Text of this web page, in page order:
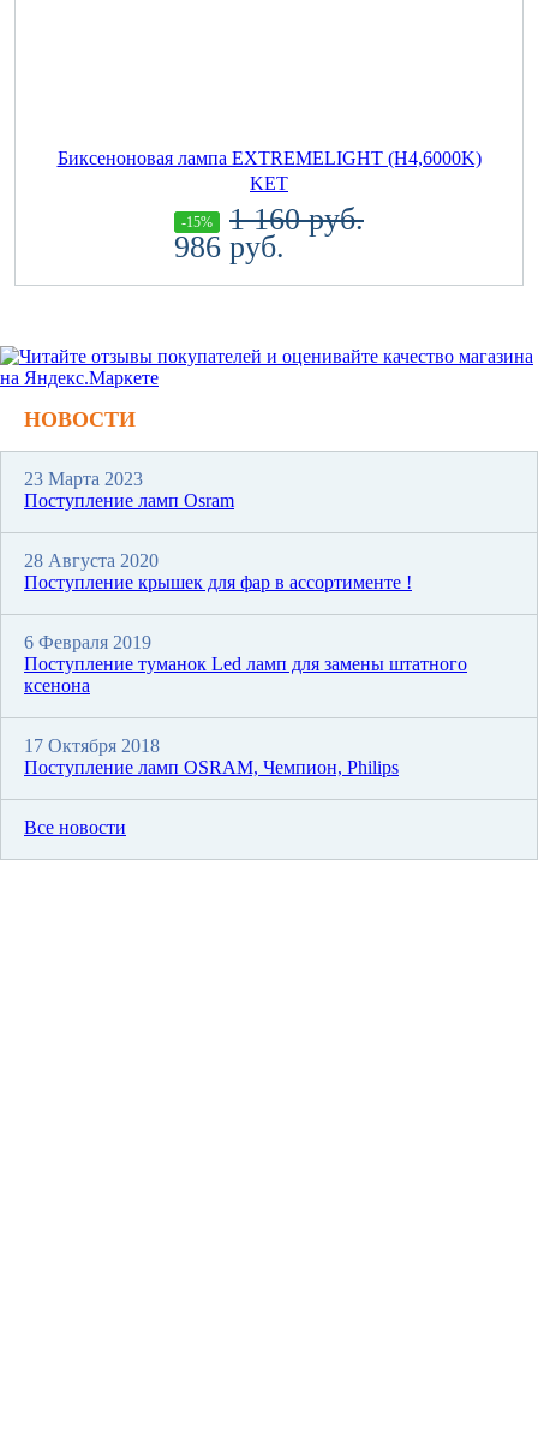
Биксеноновая лампа EXTREMELIGHT (H4,6000K)
KET
-15% 1 160 руб.
986 руб.
НОВОСТИ
23 Марта 2023
Поступление ламп Osram
28 Августа 2020
Поступление крышек для фар в ассортименте !
6 Февраля 2019
Поступление туманок Led ламп для замены штатного
ксенона
17 Октября 2018
Поступление ламп OSRAM, Чемпион, Philips
Все новости